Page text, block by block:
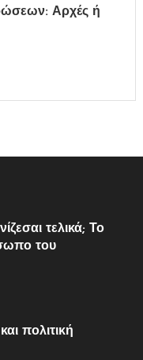
Αρχές ή
τελικά; Το
του
πολιτική